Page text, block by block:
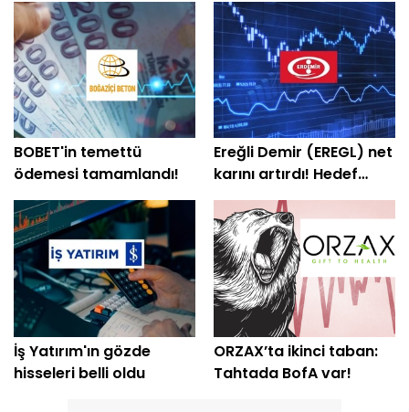
BOBET'in temettü
ödemesi tamamlandı!
Ereğli Demir (EREGL) net
karını artırdı! Hedef
fiyatlar peş peşe geldi
İş Yatırım'ın gözde
hisseleri belli oldu
ORZAX’ta ikinci taban:
Tahtada BofA var!